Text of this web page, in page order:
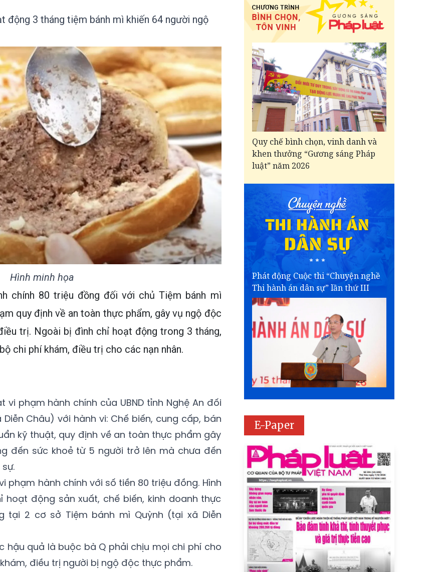
động 3 tháng tiệm bánh mì khiến 64 người ngộ
Hình minh họa
chính 80 triệu đồng đối với chủ Tiệm bánh mì
quy định về an toàn thực phẩm, gây vụ ngộ độc
trị. Ngoài bị đình chỉ hoạt động trong 3 tháng,
chi phí khám, điều trị cho các nạn nhân.
phạm hành chính của UBND tỉnh Nghệ An đối
Diễn Châu) với hành vi: Chế biến, cung cấp, bán
kỹ thuật, quy định về an toàn thực phẩm gây
đến sức khoẻ từ 5 người trở lên mà chưa đến
phạm hành chính với số tiền 80 triệu đồng. Hình
hoạt động sản xuất, chế biến, kinh doanh thực
tại 2 cơ sở Tiệm bánh mì Quỳnh (tại xã Diễn
hậu quả là buộc bà Q phải chịu mọi chi phí cho
điều trị người bị ngộ độc thực phẩm.
Quy chế bình chọn, vinh danh và
khen thưởng “Gương sáng Pháp
luật” năm 2026
Phát động Cuộc thi “Chuyện nghề
Thi hành án dân sự” lần thứ III
E-Paper